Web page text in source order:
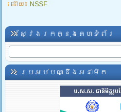
ដោយ៖ NSSF
ស្វែងរកក្នុងគេហទំព័រ
ប្រអប់បណ្ដឹងអនាមិក